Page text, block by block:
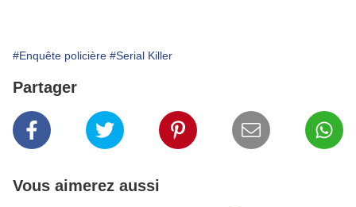
#Enquête policière #Serial Killer
Partager
Vous aimerez aussi